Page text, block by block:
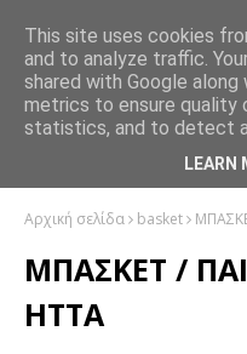
Αρχική σελίδα basket
ΜΠΑΣΚΕΤ /
ΗΤΤΑ
This site uses cookies
and to analyze traffic.
shared with Google
metrics to ensure quality
statistics, and to detect
LEARN